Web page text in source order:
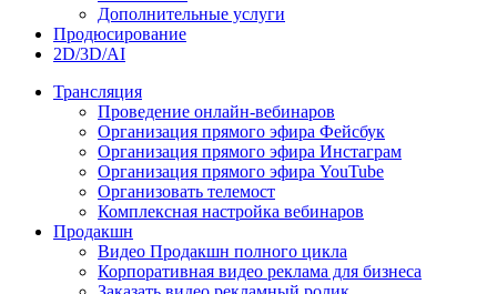
Дополнительные услуги
Продюсирование
2D/3D/AI
Трансляция
Проведение онлайн-вебинаров
Организация прямого эфира Фейсбук
Организация прямого эфира Инстаграм
Организация прямого эфира YouTube
Организовать телемост
Комплексная настройка вебинаров
Продакшн
Видео Продакшн полного цикла
Корпоративная видео реклама для бизнеса